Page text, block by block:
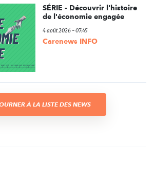
SÉRIE - Découvrir l'histoire
de l'économie engagée
4 août 2026 - 07:45
Carenews INFO
À LA LISTE DES NEWS